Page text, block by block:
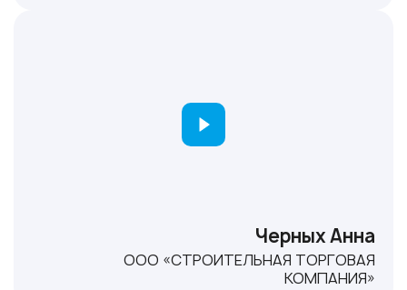
Черных Анна
ООО «СТРОИТЕЛЬНАЯ ТОРГОВАЯ
КОМПАНИЯ»